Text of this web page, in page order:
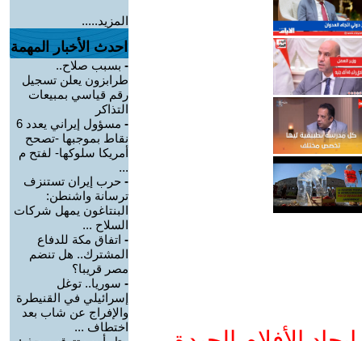
المزيد.....
احدث الأخبار المهمة
- بسبب صلاح..
طرابزون يعلن تسجيل
رقم قياسي بمبيعات
التذاكر
-
مسؤول إيراني يعدد 6
نقاط بموجبها -تصحح
أمريكا سلوكها- لفتح م
...
- حرب إيران تستنزف
ترسانة واشنطن:
البنتاغون يمهل شركات
السلاح ...
- اتفاق مكة للدفاع
المشترك.. هل تنضم
مصر قريبا؟
- سوريا.. توغل
إسرائيلي في القنيطرة
والإفراج عن شاب بعد
اختطاف ...